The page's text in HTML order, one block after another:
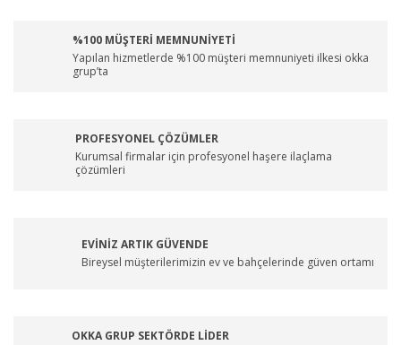
%100 MÜŞTERİ MEMNUNİYETİ
Yapılan hizmetlerde %100 müşteri memnuniyeti ilkesi okka
grup’ta
PROFESYONEL ÇÖZÜMLER
Kurumsal firmalar için profesyonel haşere ilaçlama
çözümleri
EVİNİZ ARTIK GÜVENDE
Bireysel müşterilerimizin ev ve bahçelerinde güven ortamı
OKKA GRUP SEKTÖRDE LİDER